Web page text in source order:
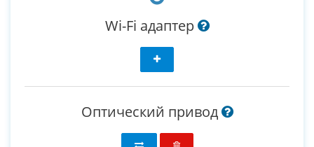
Wi-Fi адаптер
Оптический привод